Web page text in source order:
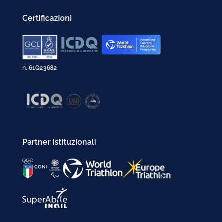
Certificazioni
n. 61Q23682
Partner istituzionali